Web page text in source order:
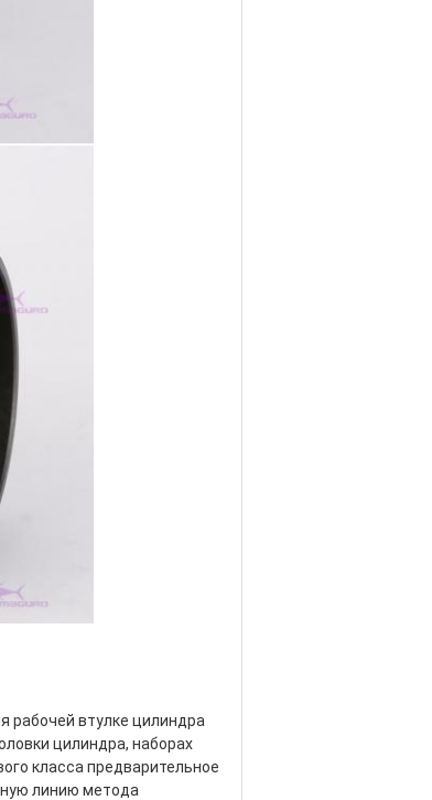
рабочей втулке цилиндра
цилиндра, наборах
класса предварительное
линию метода